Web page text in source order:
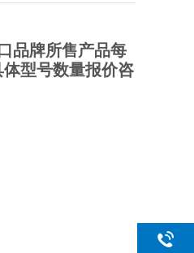
品牌所售产品每
型号数量报价咨